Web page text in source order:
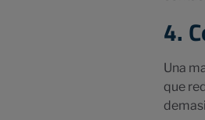
4.
Una
que